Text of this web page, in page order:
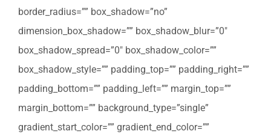
border_radius=”” box_shadow=”no”
dimension_box_shadow=”” box_shadow_blur=”0″
box_shadow_spread=”0″ box_shadow_color=””
box_shadow_style=”” padding_top=”” padding_right=””
padding_bottom=”” padding_left=”” margin_top=””
margin_bottom=”” background_type=”single”
gradient_start_color=”” gradient_end_color=””